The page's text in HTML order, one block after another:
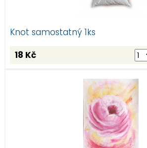
Knot samostatný 1ks
18 Kč